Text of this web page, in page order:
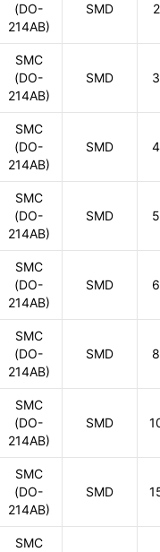
(DO-
214AB)
SMD
SMC
(DO-
214AB)
SMD
SMC
(DO-
214AB)
SMD
SMC
(DO-
214AB)
SMD
SMC
(DO-
214AB)
SMD
SMC
(DO-
214AB)
SMD
SMC
(DO-
214AB)
SMD
SMC
(DO-
214AB)
SMD
SMC